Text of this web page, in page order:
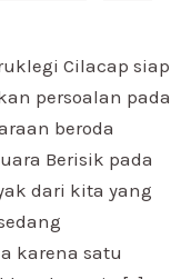
Cilacap siap
persoalan pada
beroda
Berisik pada
dari kita yang
karena satu